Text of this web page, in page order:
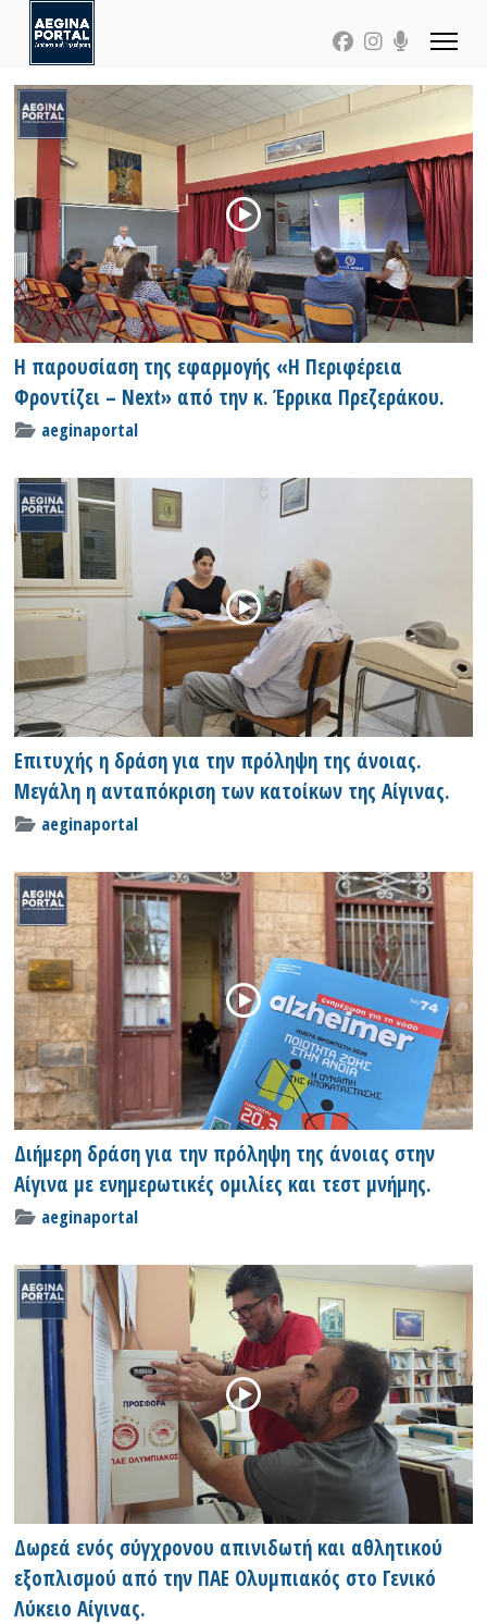
Η παρουσίαση της εφαρμογής «Η Περιφέρεια
Φροντίζει – Next» από την κ. Έρρικα Πρεζεράκου.
aeginaportal
Επιτυχής η δράση για την πρόληψη της άνοιας.
Μεγάλη η ανταπόκριση των κατοίκων της Αίγινας.
aeginaportal
Διήμερη δράση για την πρόληψη της άνοιας στην
Αίγινα με ενημερωτικές ομιλίες και τεστ μνήμης.
aeginaportal
Δωρεά ενός σύγχρονου απινιδωτή και αθλητικού
εξοπλισμού από την ΠΑΕ Ολυμπιακός στο Γενικό
Λύκειο Αίγινας.